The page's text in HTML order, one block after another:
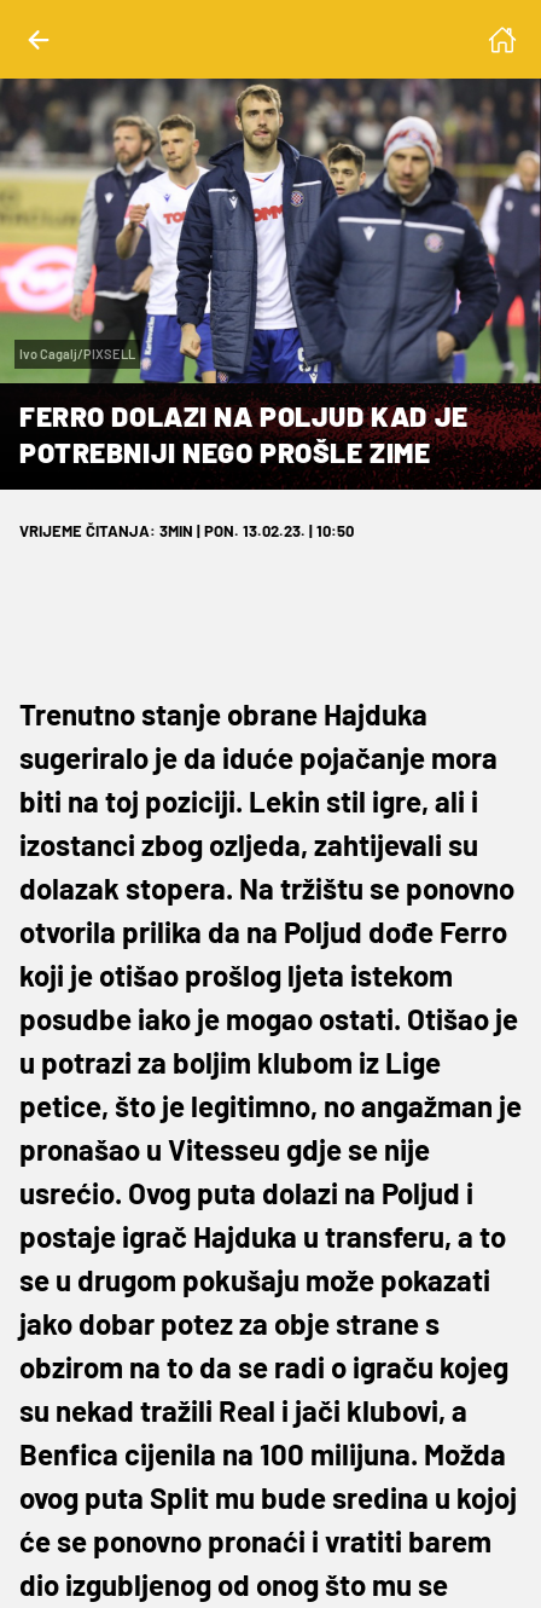
Ivo Cagalj/PIXSELL
FERRO DOLAZI NA POLJUD KAD JE
POTREBNIJI NEGO PROŠLE ZIME
VRIJEME ČITANJA: 3MIN | PON. 13.02.23. | 10:50
Trenutno stanje obrane Hajduka
sugeriralo je da iduće pojačanje mora
biti na toj poziciji. Lekin stil igre, ali i
izostanci zbog ozljeda, zahtijevali su
dolazak stopera. Na tržištu se ponovno
otvorila prilika da na Poljud dođe Ferro
koji je otišao prošlog ljeta istekom
posudbe iako je mogao ostati. Otišao je
u potrazi za boljim klubom iz Lige
petice, što je legitimno, no angažman je
pronašao u Vitesseu gdje se nije
usrećio. Ovog puta dolazi na Poljud i
postaje igrač Hajduka u transferu, a to
se u drugom pokušaju može pokazati
jako dobar potez za obje strane s
obzirom na to da se radi o igraču kojeg
su nekad tražili Real i jači klubovi, a
Benfica cijenila na 100 milijuna. Možda
ovog puta Split mu bude sredina u kojoj
će se ponovno pronaći i vratiti barem
dio izgubljenog od onog što mu se